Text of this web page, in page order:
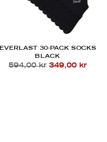
EVERLAST 30-PACK SOCKS
BLACK
Regular
594,00 kr 349,00 kr